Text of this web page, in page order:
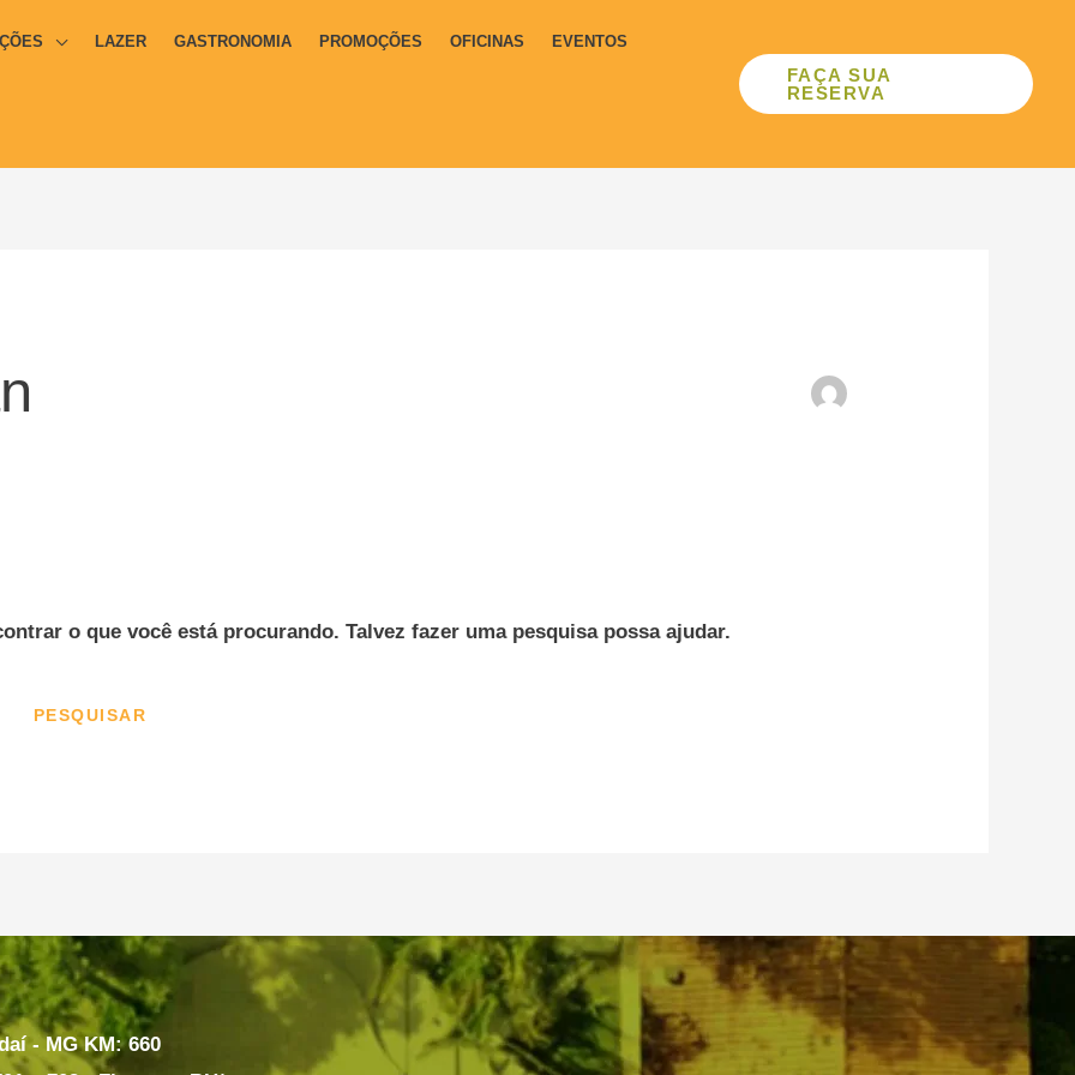
LAZER GASTRONOMIA PROMOÇÕES OFICINAS EVENTOS
FAÇA SUA
RESERVA
o que você está procurando. Talvez fazer uma pesquisa possa ajudar.
- MG KM: 660